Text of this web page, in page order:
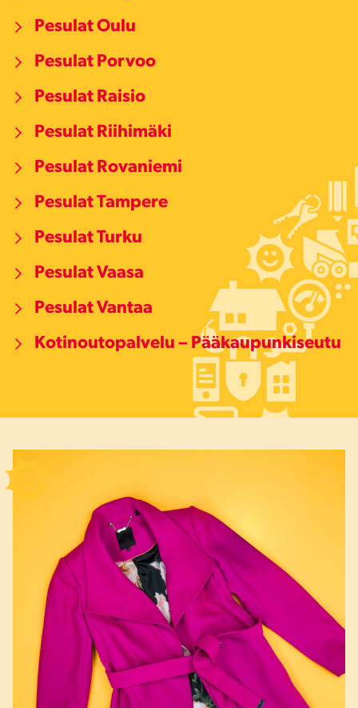
Pesulat Oulu
Pesulat Porvoo
Pesulat Raisio
Pesulat Riihimäki
Pesulat Rovaniemi
Pesulat Tampere
Pesulat Turku
Pesulat Vaasa
Pesulat Vantaa
Kotinoutopalvelu – Pääkaupunkiseutu